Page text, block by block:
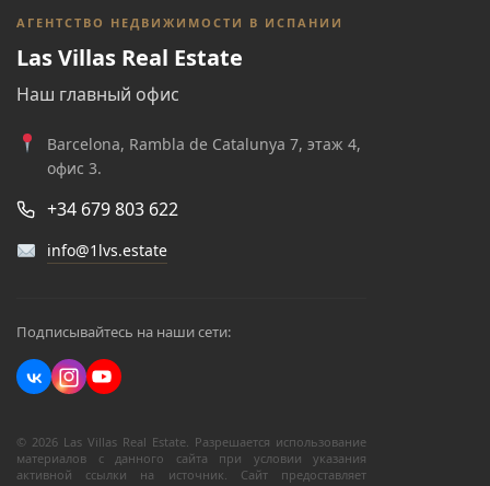
АГЕНТСТВО НЕДВИЖИМОСТИ В ИСПАНИИ
Las Villas Real Estate
Наш главный офис
Barcelona, Rambla de Catalunya 7, этаж 4,
офис 3.
+34 679 803 622
info@1lvs.estate
Подписывайтесь на наши сети:
© 2026 Las Villas Real Estate. Разрешается использование
материалов с данного сайта при условии указания
активной ссылки на источник. Сайт предоставляет